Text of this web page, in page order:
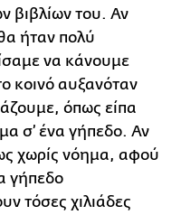
βιβλίων του. Αν
ήταν πολύ
να κάνουμε
κοινό αυξανόταν
όπως είπα
σ’ ένα γήπεδο. Αν
χωρίς νόημα, αφού
γήπεδο
τόσες χιλιάδες